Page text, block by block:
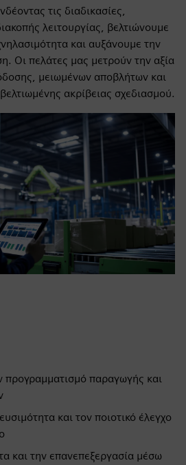
τις διαδικασίες,
λειτουργίας, βελτιώνουμε
και αυξάνουμε την
Οι πελάτες μας μετρούν την αξία
μειωμένων αποβλήτων και
ακρίβειας σχεδιασμού.
προγραμματισμό παραγωγής και
και τον ποιοτικό έλεγχο
και την επανεπεξεργασία μέσω